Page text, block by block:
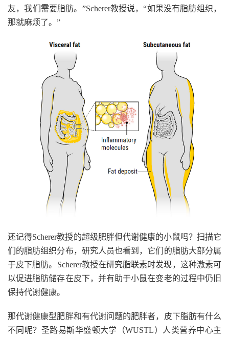
友，我们需要脂肪。”Scherer教授说，“如果没有脂肪组织，
那就麻烦了。”
还记得Scherer教授的超级肥胖但代谢健康的小鼠吗？扫描它
们的脂肪组织分布，研究人员也看到，它们的脂肪大部分属
于皮下脂肪。Scherer教授在研究脂联素时发现，这种激素可
以促进脂肪储存在皮下，并有助于小鼠在变老的过程中仍旧
保持代谢健康。
那代谢健康型肥胖和有代谢问题的肥胖者，皮下脂肪有什么
不同呢？圣路易斯华盛顿大学（WUSTL）人类营养中心主